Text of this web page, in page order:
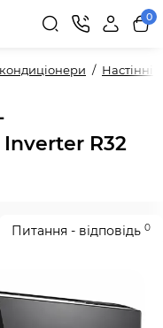
0
Настінні
Inverter R32
Питання - відповідь 0